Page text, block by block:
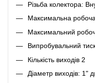
Різьба колектора:
Максимальна
Максимальний
Випробувальний
Кількість виходів 2
Діаметр виходів: 1"